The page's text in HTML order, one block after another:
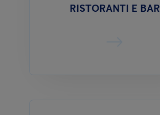
RISTORANTI E BAR